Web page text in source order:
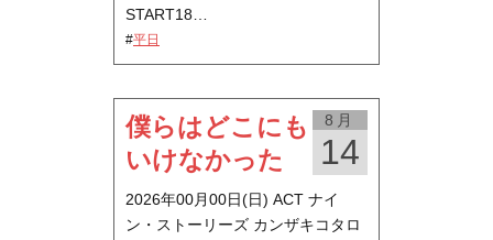
START18…
#平日
8月
14
僕らはどこにも
いけなかった
2026年00月00日(日) ACT ナイ
ン・ストーリーズ カンザキコタロ